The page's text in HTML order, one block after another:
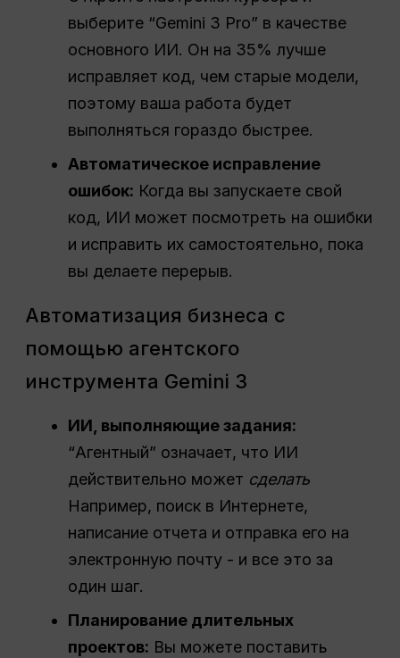
выберите “Gemini 3 Pro” в качестве
основного ИИ. Он на 35% лучше
исправляет код, чем старые модели,
поэтому ваша работа будет
выполняться гораздо быстрее.
Автоматическое исправление
ошибок: Когда вы запускаете свой
код, ИИ может посмотреть на ошибки
и исправить их самостоятельно, пока
вы делаете перерыв.
Автоматизация бизнеса с
помощью агентского
инструмента Gemini 3
ИИ, выполняющие задания:
“Агентный” означает, что ИИ
действительно может сделать
Например, поиск в Интернете,
написание отчета и отправка его на
электронную почту - и все это за
один шаг.
Планирование длительных
проектов: Вы можете поставить